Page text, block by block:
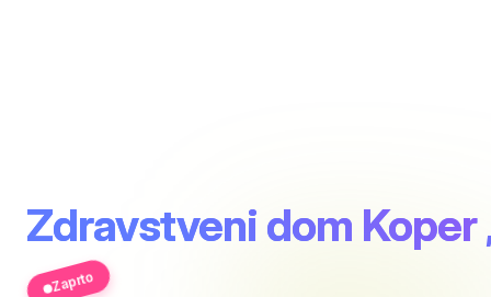
Zdravstveni dom Koper
Zaprto